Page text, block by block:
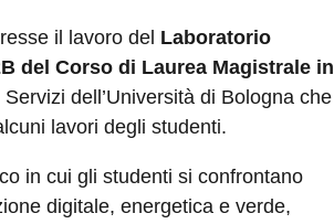
il lavoro del Laboratorio
del Corso di Laurea Magistrale in
dell’Università di Bologna che
lavori degli studenti.
in cui gli studenti si confrontano
digitale, energetica e verde,